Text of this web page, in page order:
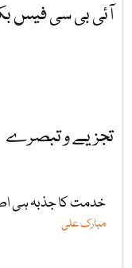
آئی بی سی فیس
تجزیے و تبصرے
خدمت کا جذبہ ہی
مبارک علی